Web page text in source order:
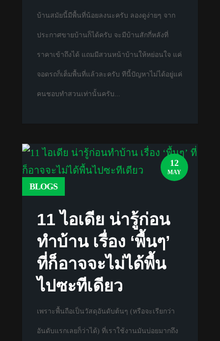
บ้านสมัยนี้มีพื้นที่น้อยลงนะครับ ลองดูง่ายๆ จาก
ประกาศขายบ้านก็ได้ครับ จะมีบ้านสักกี่หลังที่
ราคาเข้าถึงได้ แถมมีสวนหน้าบ้านให้หย่อนใจ แค่
จอดรถก็เต็มพื้นที่แล้วละครับ ทีนี้ปัญหาไม่ได้อยู่แค่
คนชอบทำสวนเท่านั้นครับ...
11 ไอเดีย น่ารู้ก่อน
ทำบ้าน เรื่อง ‘พื้นๆ’
ที่ก็อาจจะไม่ได้พื้น
ไปซะทีเดียว
BLOGS
เพราะพื้นถือเป็นวัสดุอันดับต้นๆ (หรือจะเรียกว่า
อันดับแรกเลยก็ว่าได้) ที่เราใช้งานมันบ่อยมากถึง
12
MAY